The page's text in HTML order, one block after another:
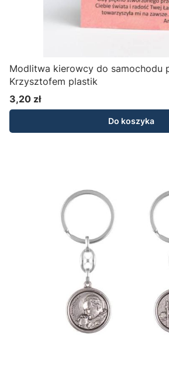
Modlitwa kierowcy do samochodu
Krzysztofem plastik
Cena
3,20 zł
Do koszyka